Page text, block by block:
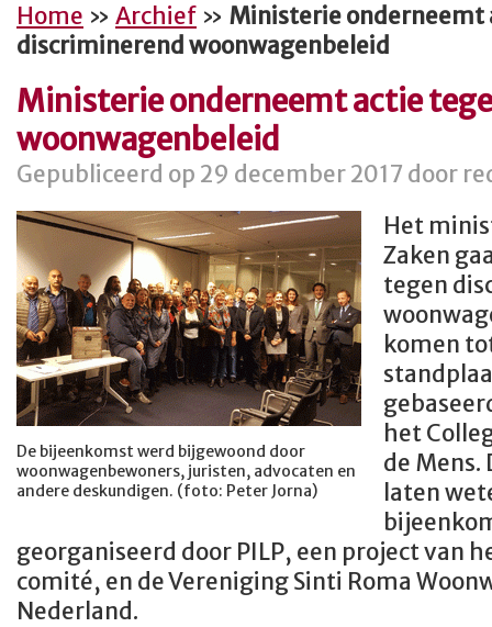
Home » Archief » Ministerie onderneemt
discriminerend woonwagenbeleid
Ministerie onderneemt actie
woonwagenbeleid
Gepubliceerd op 29 december 2017 door
De bijeenkomst werd bijgewoond door
woonwagenbewoners, juristen, advocaten en
andere deskundigen. (foto: Peter Jorna)
Het
Zaken
tegen
komen
het
de
laten
georganiseerd door PILP, een project van
comité, en de Vereniging Sinti Roma
Nederland.